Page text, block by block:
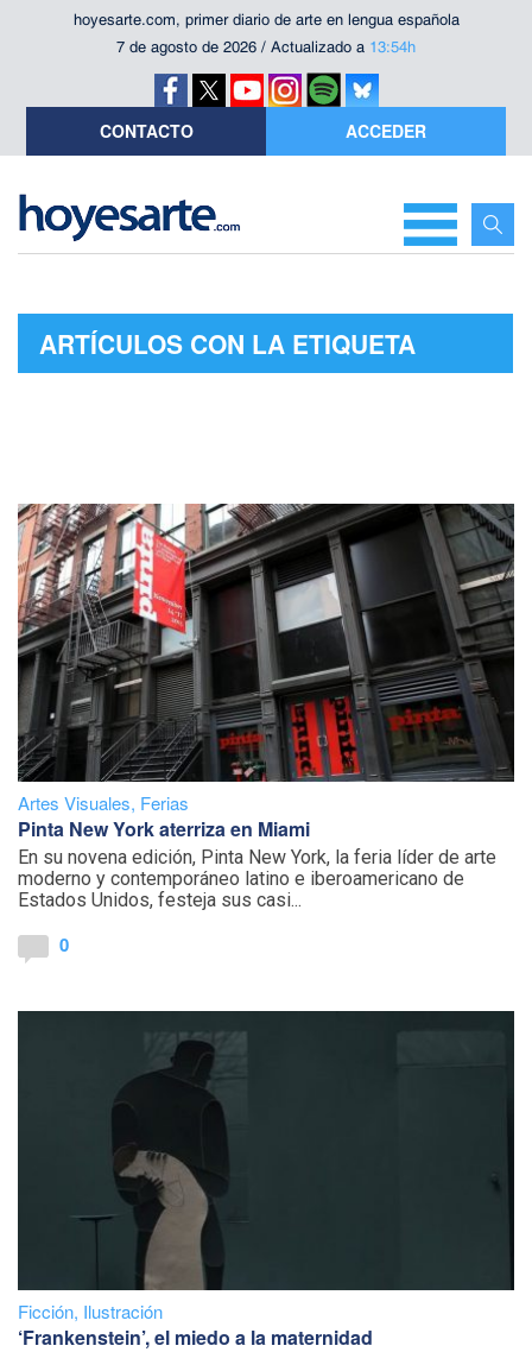
hoyesarte.com, primer diario de arte en lengua española
7 de agosto de 2026 / Actualizado a 13:54h
CONTACTO ACCEDER
ARTÍCULOS CON LA ETIQUETA
Artes Visuales, Ferias
Pinta New York aterriza en Miami
En su novena edición, Pinta New York, la feria líder de arte
moderno y contemporáneo latino e iberoamericano de
Estados Unidos, festeja sus casi...
0
Ficción, Ilustración
‘Frankenstein’, el miedo a la maternidad